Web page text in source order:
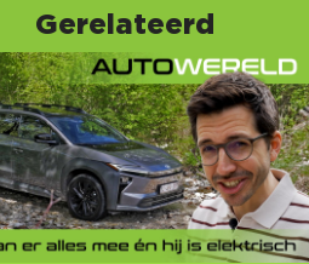
Gerelateerd